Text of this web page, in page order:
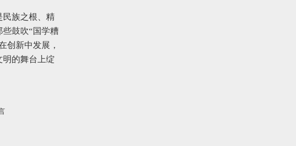
民族之根、精
鼓吹“国学糟
创新中发展，
的舞台上绽